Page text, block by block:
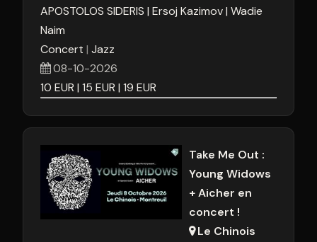
APOSTOLOS SIDERIS Ersoj Kazimov Wadie
Naim
Concert Jazz
08-10-2026
10 EUR 15 EUR 19 EUR
Take Me Out :
Young Widows
+ Aicher en
concert !
Le Chinois